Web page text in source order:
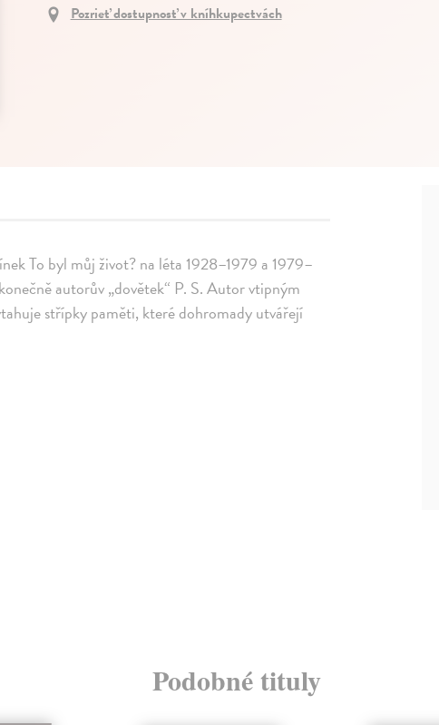
Pozrieť dostupnosť v kníhkupectvách
To byl můj život? na léta 1928–1979 a 1979–
autorův „dovětek“ P. S. Autor vtipným
střípky paměti, které dohromady utvářejí
Podobné tituly